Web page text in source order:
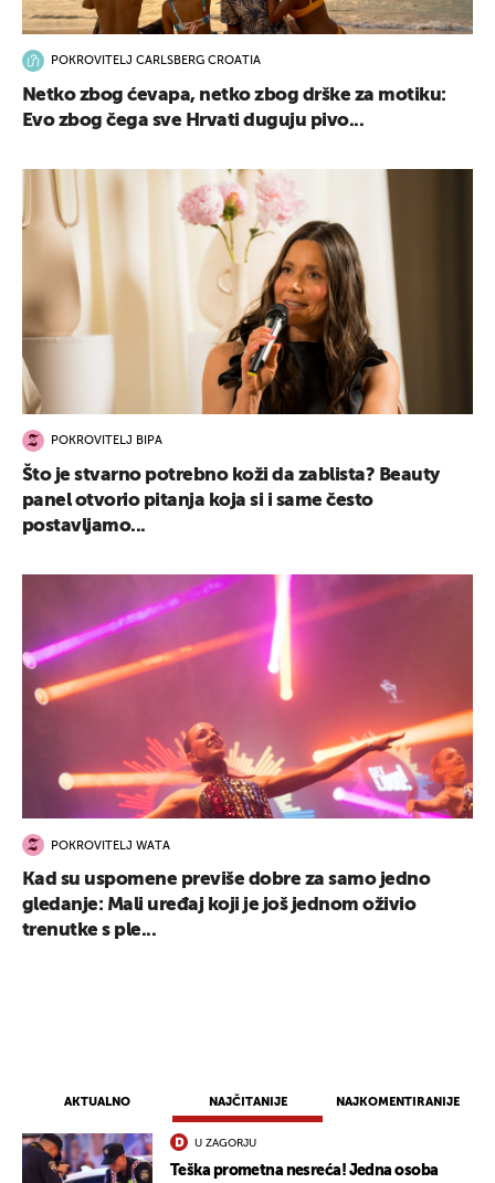
AKTUALNO NAJČITANIJE NAJKOMENTIRANIJE
U ZAGORJU
Teška prometna nesreća! Jedna osoba
POKROVITELJ CARLSBERG CROATIA
Netko zbog ćevapa, netko zbog drške za motiku:
Evo zbog čega sve Hrvati duguju pivo...
POKROVITELJ BIPA
Što je stvarno potrebno koži da zablista? Beauty
panel otvorio pitanja koja si i same često
postavljamo...
POKROVITELJ WATA
Kad su uspomene previše dobre za samo jedno
gledanje: Mali uređaj koji je još jednom oživio
trenutke s ple...